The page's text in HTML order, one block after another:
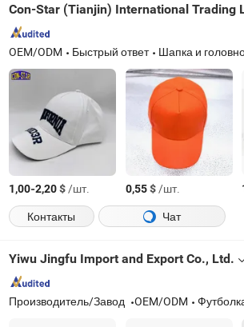
Con-Star (Tianjin) International Trading
OEM/ODM Быстрый ответ Шапка и головной убор,
1,00-2,20$/шт. 0,55$/шт.
Контакты
Чат
Yiwu Jingfu Import and Export Co., Ltd.
Производитель/Завод OEM/ODM Футболка, Худи, Кепки, Брюки, Шорты, Свитшот, Спортивные